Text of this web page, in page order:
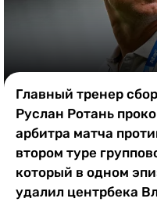
Главный тренер
Руслан Ротань
арбитра матча
втором туре
который в одном
удалил центрбека